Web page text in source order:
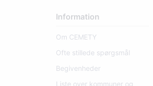
Information
Om CEMETY
Ofte stillede spørgsmål
Begivenheder
Liste over kommuner og